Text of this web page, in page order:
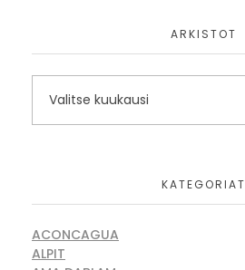
ARKISTOT
KATEGORIAT
ACONCAGUA
ALPIT